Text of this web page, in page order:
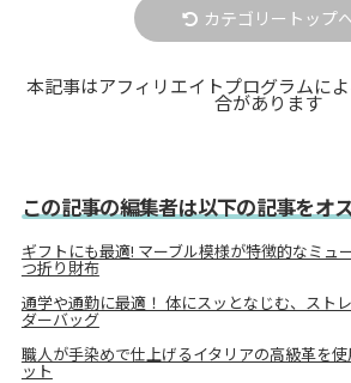
カテゴリートップ
本記事はアフィリエイトプログラムに
合があります
この記事の編集者は以下の記事をオ
ギフトにも最適! マーブル模様が特徴的なミュ
つ折り財布
通学や通勤に最適！ 体にスッとなじむ、スト
ダーバッグ
職人が手染めで仕上げるイタリアの高級革を
ット